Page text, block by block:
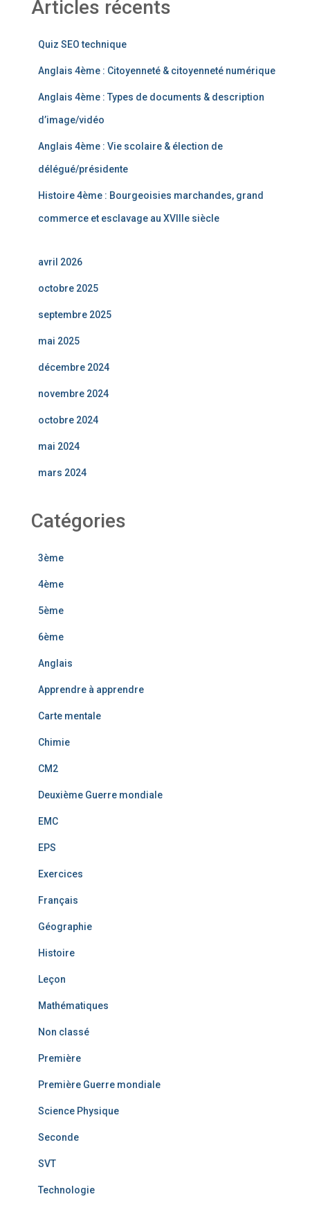
Articles récents
Quiz SEO technique
Anglais 4ème : Citoyenneté & citoyenneté numérique
Anglais 4ème : Types de documents & description
d’image/vidéo
Anglais 4ème : Vie scolaire & élection de
délégué/présidente
Histoire 4ème : Bourgeoisies marchandes, grand
commerce et esclavage au XVIIIe siècle
avril 2026
octobre 2025
septembre 2025
mai 2025
décembre 2024
novembre 2024
octobre 2024
mai 2024
mars 2024
Catégories
3ème
4ème
5ème
6ème
Anglais
Apprendre à apprendre
Carte mentale
Chimie
CM2
Deuxième Guerre mondiale
EMC
EPS
Exercices
Français
Géographie
Histoire
Leçon
Mathématiques
Non classé
Première
Première Guerre mondiale
Science Physique
Seconde
SVT
Technologie